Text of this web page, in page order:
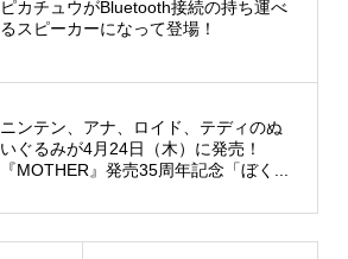
ピカチュウがBluetooth接続の持ち運べ
るスピーカーになって登場！
ニンテン、アナ、ロイド、テディのぬ
いぐるみが4月24日（木）に発売！
『MOTHER』発売35周年記念「ぼく...